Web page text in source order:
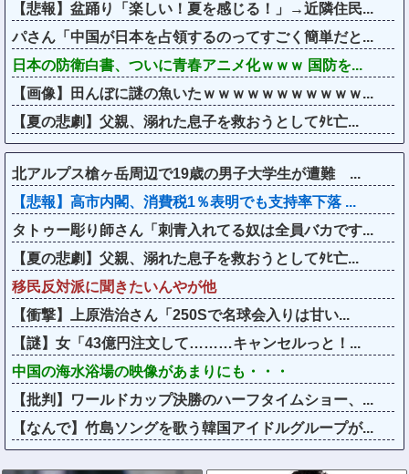
【悲報】盆踊り「楽しい！夏を感じる！」→近隣住民...
パさん「中国が日本を占領するのってすごく簡単だと...
日本の防衛白書、ついに青春アニメ化ｗｗｗ 国防を...
【画像】田んぼに謎の魚いたｗｗｗｗｗｗｗｗｗｗｗ...
【夏の悲劇】父親、溺れた息子を救おうとしてﾀﾋ亡...
北アルプス槍ヶ岳周辺で19歳の男子大学生が遭難 ...
【悲報】高市内閣、消費税1％表明でも支持率下落 ...
タトゥー彫り師さん「刺青入れてる奴は全員バカです...
【夏の悲劇】父親、溺れた息子を救おうとしてﾀﾋ亡...
移民反対派に聞きたいんやが他
【衝撃】上原浩治さん「250Sで名球会入りは甘い...
【謎】女「43億円注文して………キャンセルっと！...
中国の海水浴場の映像があまりにも・・・
【批判】ワールドカップ決勝のハーフタイムショー、...
【なんで】竹島ソングを歌う韓国アイドルグループが...